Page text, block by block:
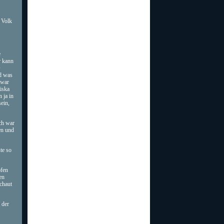
Volk
kann
was
ja in
war
und
so
der